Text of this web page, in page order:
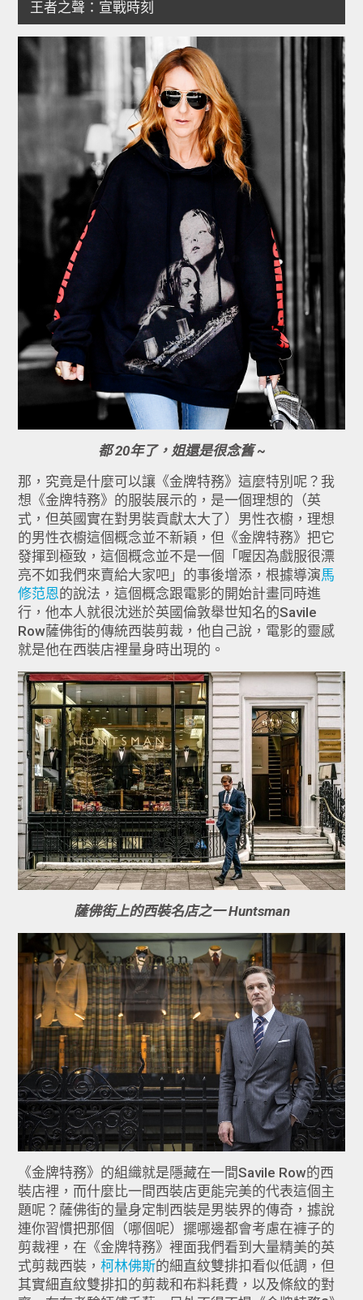
都 20年了，姐還是很念舊 ~
那，究竟是什麼可以讓《金牌特務》這麼特別呢？我
想《金牌特務》的服裝展示的，是一個理想的（英
式，但英國實在對男裝貢獻太大了）男性衣櫥，理想
的男性衣櫥這個概念並不新穎，但《金牌特務》把它
發揮到極致，這個概念並不是一個「喔因為戲服很漂
亮不如我們來賣給大家吧」的事後增添，根據導演馬
修范恩的說法，這個概念跟電影的開始計畫同時進
行，他本人就很沈迷於英國倫敦舉世知名的Savile
Row薩佛街的傳統西裝剪裁，他自己說，電影的靈感
就是他在西裝店裡量身時出現的。
薩佛街上的西裝名店之一 Huntsman
《金牌特務》的組織就是隱藏在一間Savile Row的西
裝店裡，而什麼比一間西裝店更能完美的代表這個主
題呢？薩佛街的量身定制西裝是男裝界的傳奇，據說
連你習慣把那個（哪個呢）擺哪邊都會考慮在褲子的
剪裁裡，在《金牌特務》裡面我們看到大量精美的英
式剪裁西裝，柯林佛斯的細直紋雙排扣看似低調，但
其實細直紋雙排扣的剪裁和布料耗費，以及條紋的對